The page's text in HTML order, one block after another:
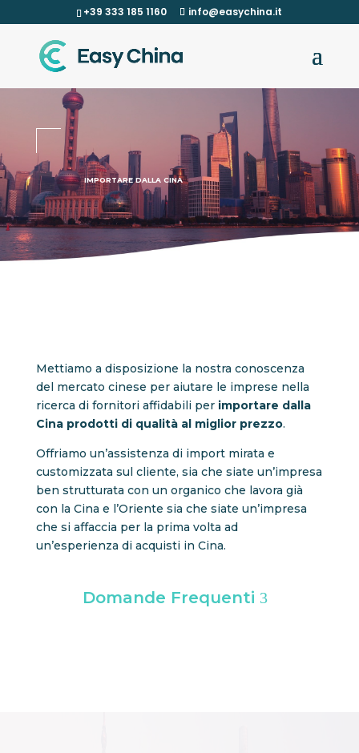
+39 333 185 1160 info@easychina.it
IMPORTARE DALLA CINA
Mettiamo a disposizione la nostra conoscenza
del mercato cinese per aiutare le imprese nella
ricerca di fornitori affidabili per importare dalla
Cina prodotti di qualità al miglior prezzo.
Offriamo un’assistenza di import mirata e
customizzata sul cliente, sia che siate un’impresa
ben strutturata con un organico che lavora già
con la Cina e l’Oriente sia che siate un’impresa
che si affaccia per la prima volta ad
un’esperienza di acquisti in Cina.
Domande Frequenti